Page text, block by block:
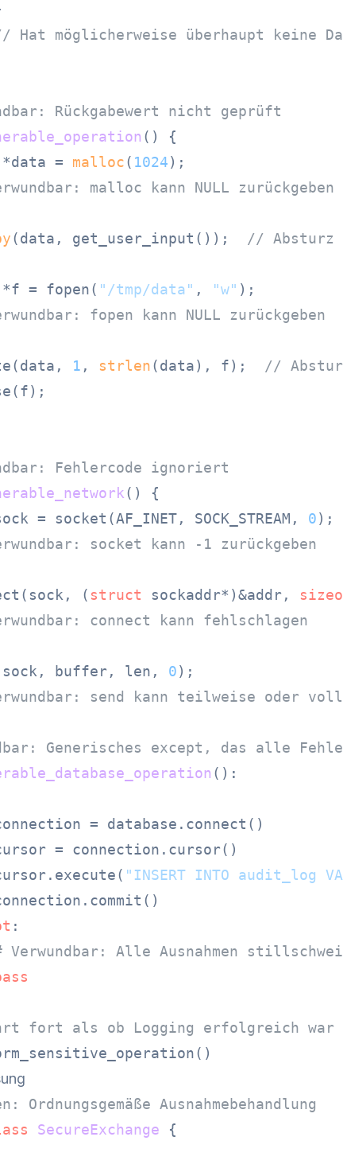
Hat möglicherweise überhaupt keine
Rückgabewert nicht geprüft
()
{
*data = malloc( 1024);
malloc kann NULL zurückgeben
(data, get_user_input()); // Absturz
= fopen(
"/tmp/data" , "w" );
fopen kann NULL zurückgeben
1 , strlen(data), f); //
Fehlercode ignoriert
()
{
= socket(AF_INET, SOCK_STREAM, 0);
socket kann -1 zurückgeben
(
struct sockaddr*)&addr,
connect kann fehlschlagen
buffer, len,
0);
send kann teilweise oder
Generisches except, das alle
():
= database.connect()
= connection.cursor()
"INSERT INTO audit_log
:
Verwundbar: Alle Ausnahmen
fort als ob Logging erfolgreich war
Ordnungsgemäße Ausnahmebehandlung
SecureExchange {